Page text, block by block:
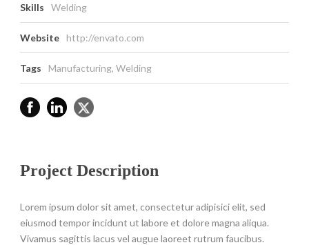
Skills Welding
Website http://envato.com
Tags Manufacturing, Welding
Project Description
Lorem ipsum dolor sit amet, consectetur adipisici elit, sed
eiusmod tempor incidunt ut labore et dolore magna aliqua.
Vivamus sagittis lacus vel augue laoreet rutrum faucibus.